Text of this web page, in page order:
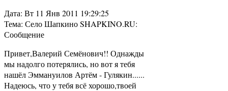
Дата: Вт 11 Янв 2011 19:29:25
Тема: Село Шапкино SHAPKINO.RU:
Сообщение
Привет,Валерий Семёнович!! Однажды
мы надолго потерялись, но вот я тебя
нашёл Эммануилов Артём - Гулякин......
Надеюсь, что у тебя всё хорошо,твоей